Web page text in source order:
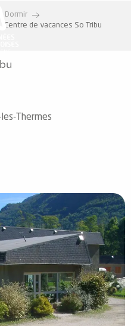
Dormir
Centre de vacances So Tribu
Thermes